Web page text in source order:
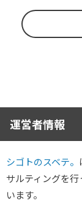
運営者情報
シゴトのスベテ。
サルティングを
います。